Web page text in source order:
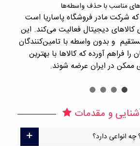
مناسب با حذف واسطه‌ها
که شرکت مادر فروشگاه پاساریا است
کالاهای دیجیتال فعالیت می‌کند. این
و بدون واسطه با تامین‌کنندگان
فراهم آورده که کالاها با بهترین
ممکن در ایران عرضه شوند.
و مقدمات
انواعی دارد؟